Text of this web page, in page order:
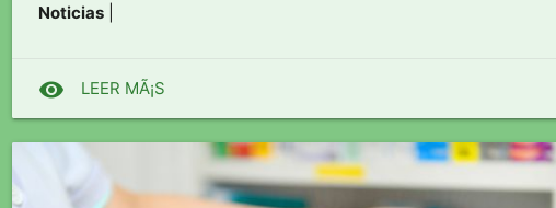
Noticias
visibility LEER MÃ¡S